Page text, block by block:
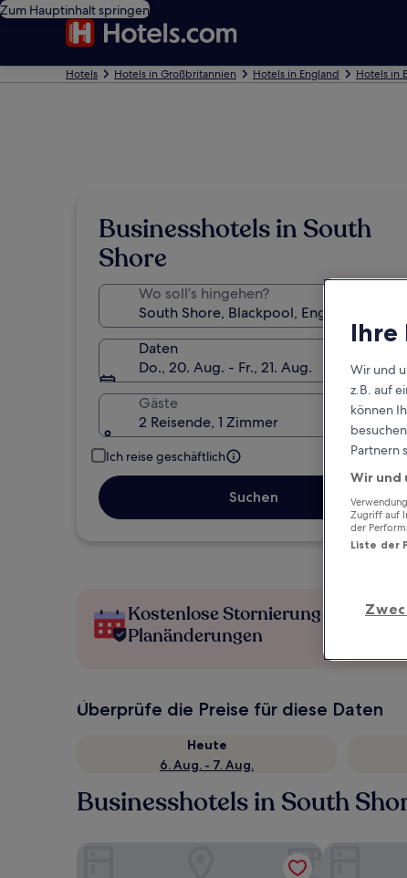
Zum Hauptinhalt springen
Hotels Hotels in Großbritannien Hotels in England Hotels in
Businesshotels in South
Shore
Wo soll’s hingehen?
Daten
Do., 20. Aug. - Fr., 21. Aug.
Gäste
2 Reisende, 1 Zimmer
Ich reise geschäftlich
Suchen
Kostenlose Stornierung bei
Planänderungen
Überprüfe die Preise für diese Daten
Heute
6. Aug. - 7. Aug.
Businesshotels in South
Ihre
Wir und
z.B. auf
können
Partnern
Wir und
Zugriff auf
der
Liste der